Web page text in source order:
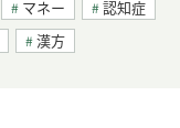
マネー
認知症
漢方